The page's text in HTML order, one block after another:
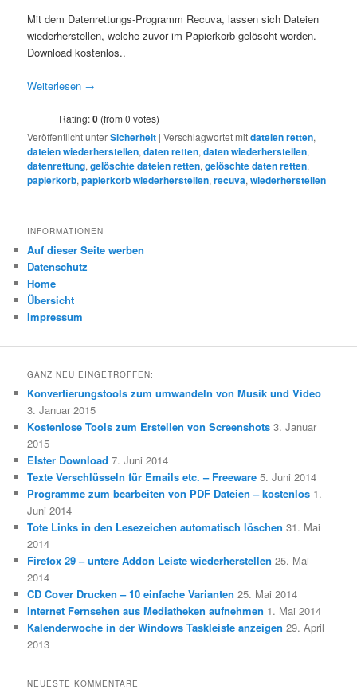
Mit dem Datenrettungs-Programm Recuva, lassen sich Dateien
wiederherstellen, welche zuvor im Papierkorb gelöscht worden.
Download kostenlos..
Weiterlesen →
Rating:0 (from 0 votes)
Veröffentlicht unterSicherheit |Verschlagwortet mitdateien retten,
dateien wiederherstellen,daten retten,daten wiederherstellen,
datenrettung,gelöschte dateien retten,gelöschte daten retten,
papierkorb,papierkorb wiederherstellen,recuva,wiederherstellen
INFORMATIONEN
Auf dieser Seite werben
Datenschutz
Home
Übersicht
Impressum
GANZ NEU EINGETROFFEN:
Konvertierungstools zum umwandeln von Musik und Video
3. Januar 2015
Kostenlose Tools zum Erstellen von Screenshots 3. Januar
2015
Elster Download 7. Juni 2014
Texte Verschlüsseln für Emails etc. – Freeware 5. Juni 2014
Programme zum bearbeiten von PDF Dateien – kostenlos 1.
Juni 2014
Tote Links in den Lesezeichen automatisch löschen 31. Mai
2014
Firefox 29 – untere Addon Leiste wiederherstellen 25. Mai
2014
CD Cover Drucken – 10 einfache Varianten 25. Mai 2014
Internet Fernsehen aus Mediatheken aufnehmen 1. Mai 2014
Kalenderwoche in der Windows Taskleiste anzeigen 29. April
2013
NEUESTE KOMMENTARE